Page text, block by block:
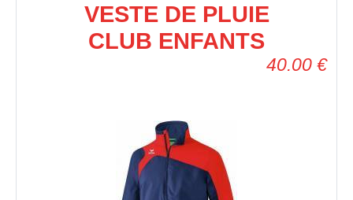
VESTE DE PLUIE
CLUB ENFANTS
40.00 €